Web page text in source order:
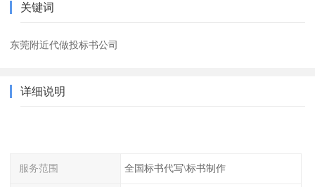
关键词
东莞附近代做投标书公司
详细说明
服务范围 全国标书代写\标书制作